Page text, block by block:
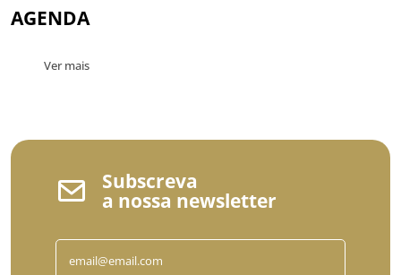
AGENDA
Ver mais
Subscreva
a nossa newsletter